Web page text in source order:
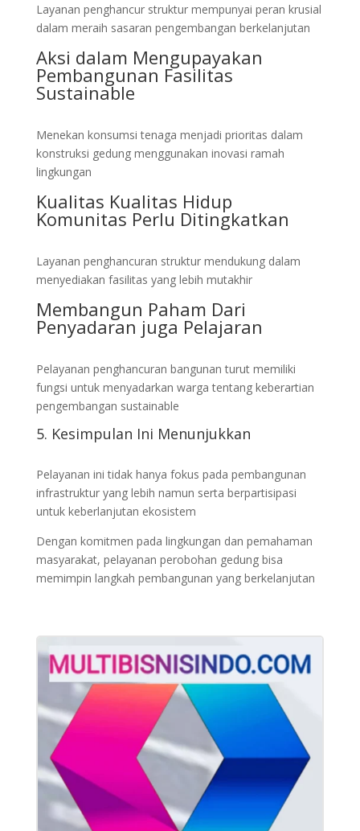
Layanan penghancur struktur mempunyai peran krusial
dalam meraih sasaran pengembangan berkelanjutan
Aksi dalam Mengupayakan
Pembangunan Fasilitas
Sustainable
Menekan konsumsi tenaga menjadi prioritas dalam
konstruksi gedung menggunakan inovasi ramah
lingkungan
Kualitas Kualitas Hidup
Komunitas Perlu Ditingkatkan
Layanan penghancuran struktur mendukung dalam
menyediakan fasilitas yang lebih mutakhir
Membangun Paham Dari
Penyadaran juga Pelajaran
Pelayanan penghancuran bangunan turut memiliki
fungsi untuk menyadarkan warga tentang keberartian
pengembangan sustainable
5. Kesimpulan Ini Menunjukkan
Pelayanan ini tidak hanya fokus pada pembangunan
infrastruktur yang lebih namun serta berpartisipasi
untuk keberlanjutan ekosistem
Dengan komitmen pada lingkungan dan pemahaman
masyarakat, pelayanan perobohan gedung bisa
memimpin langkah pembangunan yang berkelanjutan